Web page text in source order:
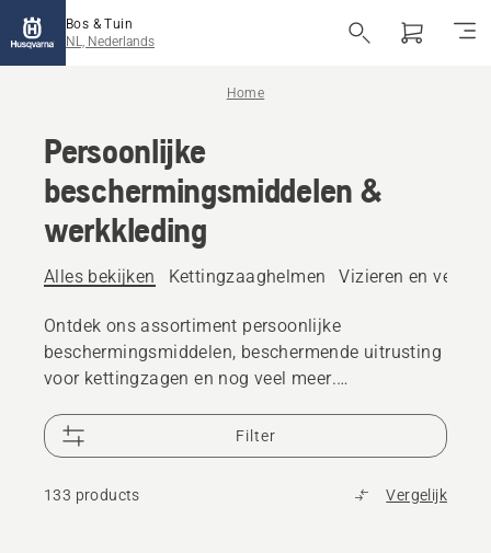
Bos & Tuin
NL, Nederlands
Home
Persoonlijke
beschermingsmiddelen &
werkkleding
Alles bekijken Kettingzaaghelmen Vizieren en
Ontdek ons assortiment persoonlijke
beschermingsmiddelen, beschermende uitrusting
voor kettingzagen en nog veel meer.
ervoor dat u voorbereid bent op elke uitdaging.
Filter
133 products Vergelijk